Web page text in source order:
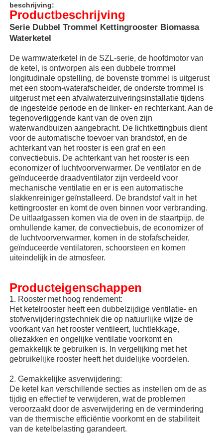
Huis
Producten
VR-show
Ongeveer ons
Kwaliteitscontrole
Contacteer ons
Gevallen
Verzoek om een Citaat
beschrijving:
Productbeschrijving
Serie Dubbel Trommel Kettingrooster Biomassa
Waterketel
De warmwaterketel in de SZL-serie, de hoofdmotor van
de ketel, is ontworpen als een dubbele trommel
longitudinale opstelling, de bovenste trommel is uitgerust
met een stoom-waterafscheider, de onderste trommel is
uitgerust met een afvalwaterzuiveringsinstallatie tijdens
de ingestelde periode en de linker- en rechterkant. Aan de
tegenoverliggende kant van de oven zijn
waterwandbuizen aangebracht. De lichtkettingbuis dient
voor de automatische toevoer van brandstof, en de
achterkant van het rooster is een graf en een
convectiebuis. De achterkant van het rooster is een
economizer of luchtvoorverwarmer. De ventilator en de
geïnduceerde draadventilator zijn verdeeld voor
mechanische ventilatie en er is een automatische
slakkenreiniger geïnstalleerd. De brandstof valt in het
kettingrooster en komt de oven binnen voor verbranding.
De uitlaatgassen komen via de oven in de staartpijp, de
omhullende kamer, de convectiebuis, de economizer of
de luchtvoorverwarmer, komen in de stofafscheider,
geïnduceerde ventilatoren, schoorsteen en komen
uiteindelijk in de atmosfeer.
Producteigenschappen
1. Rooster met hoog rendement:
Het ketelrooster heeft een dubbelzijdige ventilatie- en
stofverwijderingstechniek die op natuurlijke wijze de
voorkant van het rooster ventileert, luchtlekkage,
oliezakken en ongelijke ventilatie voorkomt en
gemakkelijk te gebruiken is. In vergelijking met het
gebruikelijke rooster heeft het duidelijke voordelen.
2. Gemakkelijke asverwijdering:
De ketel kan verschillende secties as instellen om de as
tijdig en effectief te verwijderen, wat de problemen
veroorzaakt door de asverwijdering en de vermindering
van de thermische efficiëntie voorkomt en de stabiliteit
van de ketelbelasting garandeert.